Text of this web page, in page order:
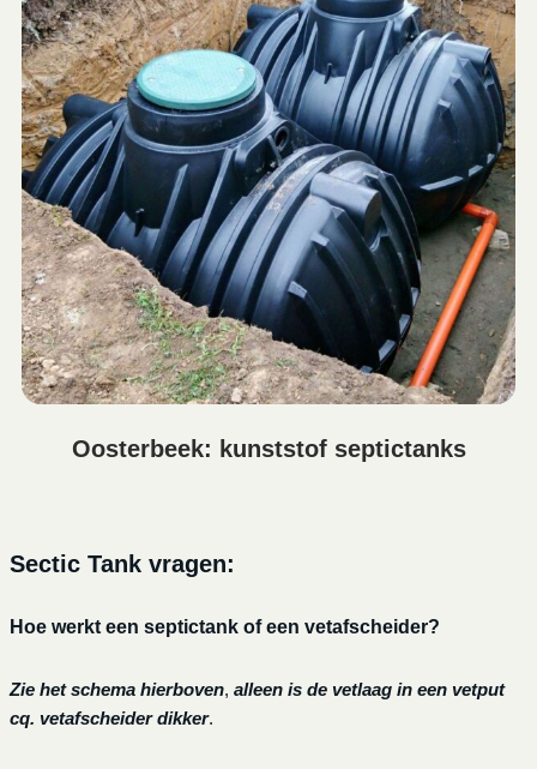
Oosterbeek: kunststof septictanks
Sectic Tank vragen:
Hoe werkt een septictank of een vetafscheider?
Zie het schema hierboven, alleen is de vetlaag in een vetput
cq. vetafscheider dikker.